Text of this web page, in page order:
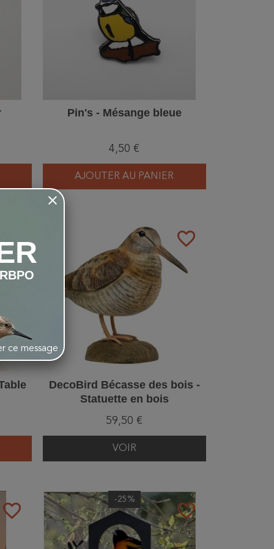
Pin's - Mésange bleue
4,50 €
AJOUTER AU PANIER
favorite_border favorite_border
DecoBird Bécasse des bois -
Statuette en bois
59,50 €
VOIR
favorite_border favorite_border
-25%
ce message